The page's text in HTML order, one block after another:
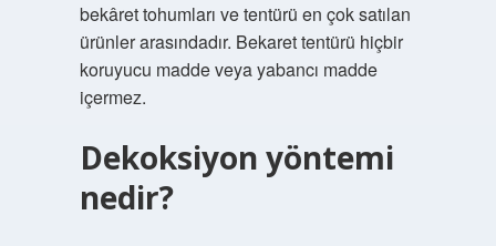
bekâret tohumları ve tentürü en çok satılan
ürünler arasındadır. Bekaret tentürü hiçbir
koruyucu madde veya yabancı madde
içermez.
Dekoksiyon yöntemi
nedir?